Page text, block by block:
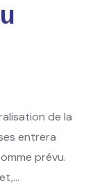
de la
entrera
prévu.